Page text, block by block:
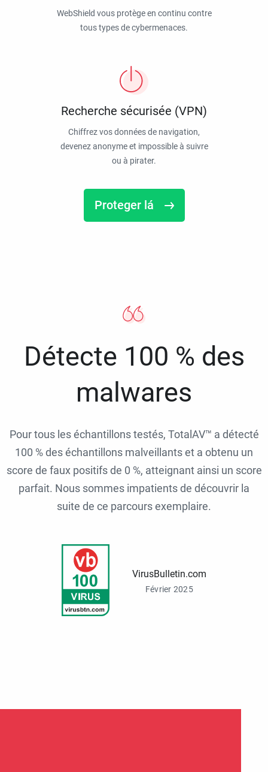
WebShield vous protège en continu contre
tous types de cybermenaces.
Recherche sécurisée (VPN)
Chiffrez vos données de navigation,
devenez anonyme et impossible à suivre
ou à pirater.
Proteger lá
Détecte 100 % des
malwares
Pour tous les échantillons testés, TotalAV™ a détecté
100 % des échantillons malveillants et a obtenu un
score de faux positifs de 0 %, atteignant ainsi un score
parfait. Nous sommes impatients de découvrir la
suite de ce parcours exemplaire.
VirusBulletin.com
Février 2025